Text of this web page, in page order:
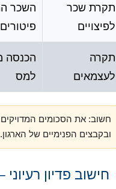
תקרת שכר
לפיצויים
השכר
תקרה
לעצמאים
הכנסה
למס
ובקבצים הפנימיים של הארגון.
חישוב פדיון